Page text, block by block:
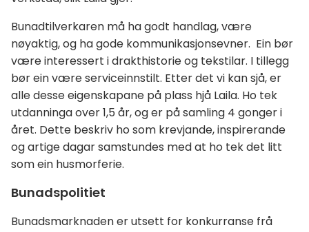
Bunadtilverkaren må ha godt handlag, være
nøyaktig, og ha gode kommunikasjonsevner. Ein bør
være interessert i drakthistorie og tekstilar. I tillegg
bør ein være serviceinnstilt. Etter det vi kan sjå, er
alle desse eigenskapane på plass hjå Laila. Ho tek
utdanninga over 1,5 år, og er på samling 4 gonger i
året. Dette beskriv ho som krevjande, inspirerande
og artige dagar samstundes med at ho tek det litt
som ein husmorferie.
Bunadspolitiet
Bunadsmarknaden er utsett for konkurranse frå